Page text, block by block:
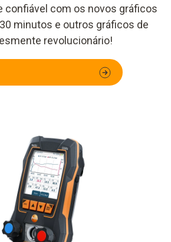
confiável com os novos gráficos
minutos e outros gráficos de
revolucionário!